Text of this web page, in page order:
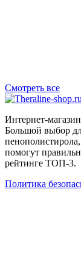
Смотреть все
Интернет-
Большой выбор
помогут
рейтинге ТОП-3.
Политика